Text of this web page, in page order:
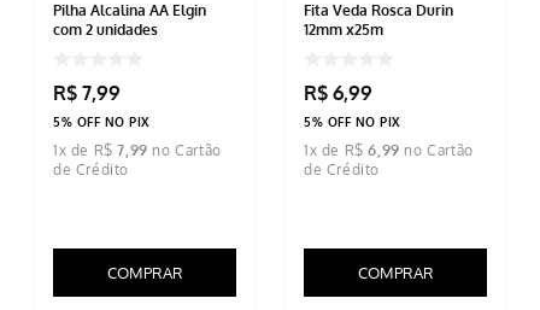
Pilha Alcalina AA Elgin
com 2 unidades
R$ 7,99
5% OFF NO PIX
1x de R$ 7,99
COMPRAR
Fita Veda Rosca Durin
12mm x25m
R$ 6,99
5% OFF NO PIX
1x de R$ 6,99
COMPRAR